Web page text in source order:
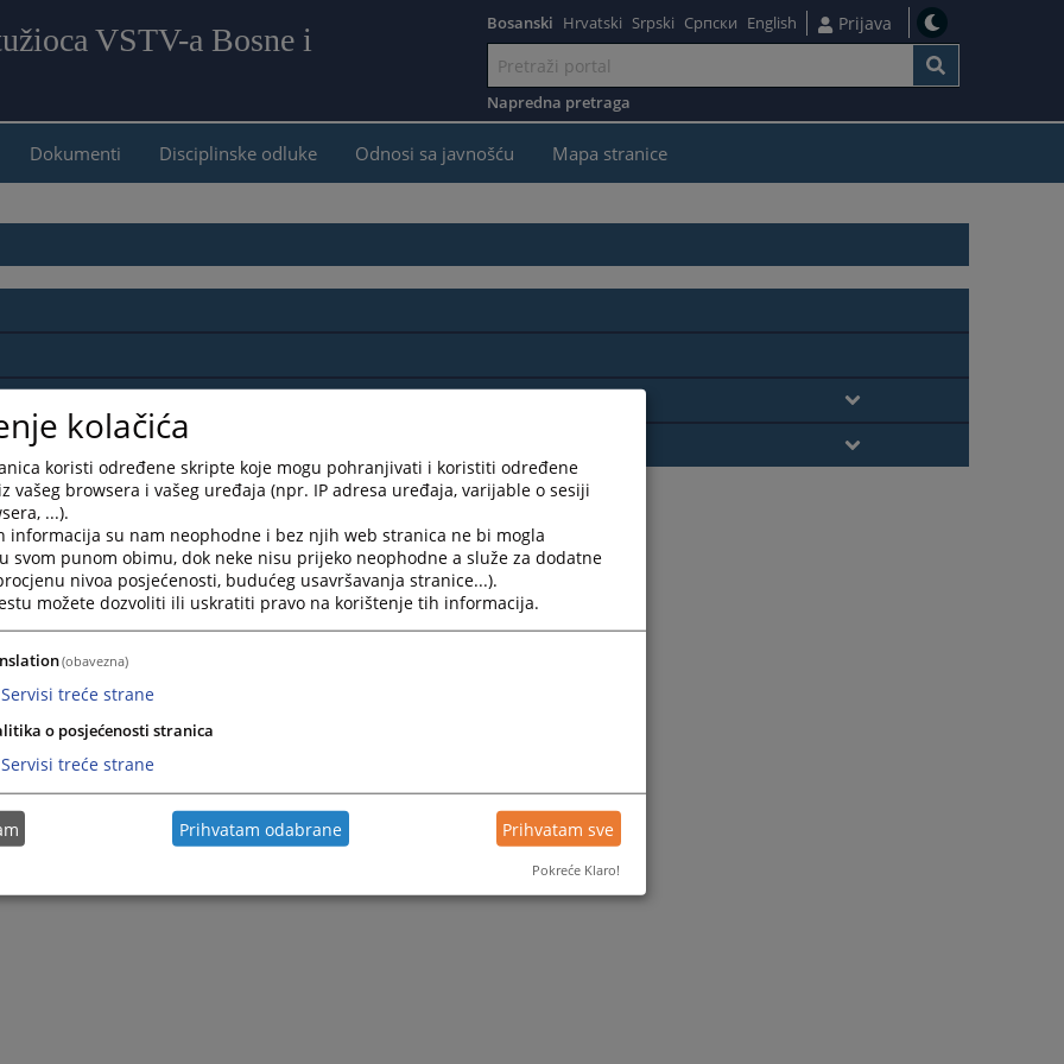
VSTV-a Bosne i
na
sadržaj
Bosanski Hrvatski Srpski Српски English Prijava
Napredna pretraga
Dokumenti Disciplinske odluke Odnosi sa javnošću Mapa stranice
kolačića
koristi određene skripte koje mogu pohranjivati i koristiti određene
vašeg browsera i vašeg uređaja (npr. IP adresa uređaja, varijable o sesiji
...).
informacija su nam neophodne i bez njih web stranica ne bi mogla
svom punom obimu, dok neke nisu prijeko neophodne a služe za dodatne
nivoa posjećenosti, budućeg usavršavanja stranice...).
možete dozvoliti ili uskratiti pravo na korištenje tih informacija.
(obavezna)
Servisi treće strane
o posjećenosti stranica
Servisi treće strane
Prihvatam odabrane Prihvatam sve
Pokreće Klaro!